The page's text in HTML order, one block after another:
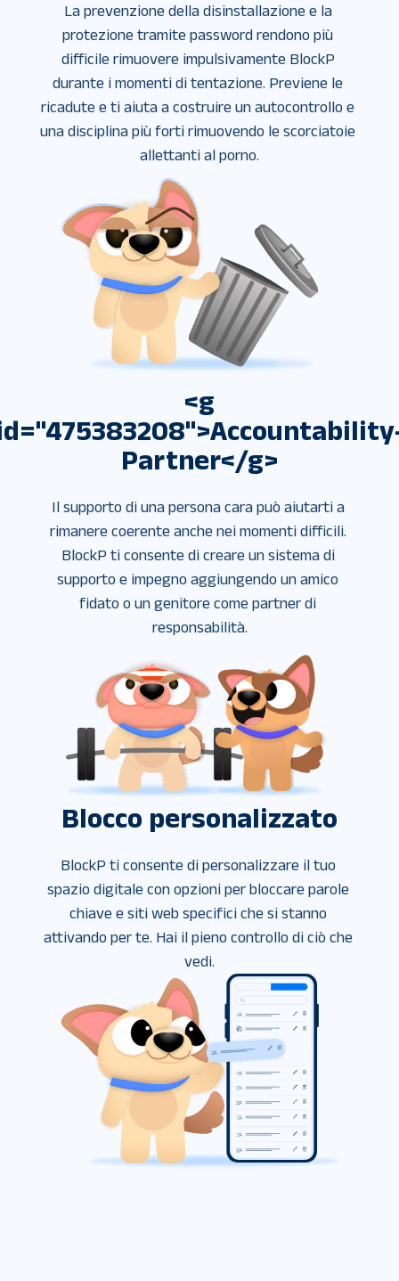
La prevenzione della disinstallazione e la
protezione tramite password rendono più
difficile rimuovere impulsivamente BlockP
durante i momenti di tentazione. Previene le
ricadute e ti aiuta a costruire un autocontrollo e
una disciplina più forti rimuovendo le scorciatoie
allettanti al porno.
<g
Partner</g>
Il supporto di una persona cara può aiutarti a
rimanere coerente anche nei momenti difficili.
BlockP ti consente di creare un sistema di
supporto e impegno aggiungendo un amico
fidato o un genitore come partner di
responsabilità.
Blocco personalizzato
BlockP ti consente di personalizzare il tuo
spazio digitale con opzioni per bloccare parole
chiave e siti web specifici che si stanno
attivando per te. Hai il pieno controllo di ciò che
vedi.